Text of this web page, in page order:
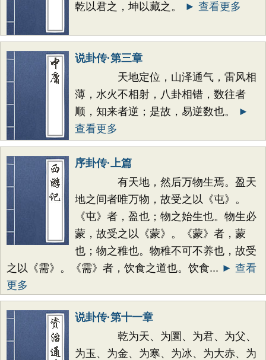
乾以君之，坤以藏之。
► 查看更多
说卦传·第三章
天地定位，山泽通气，雷风相
薄，水火不相射，八卦相错，数往者
顺，知来者逆；是故，易逆数也。
►
查看更多
序卦传·上篇
有天地，然后万物生焉。盈天
地之间者唯万物，故受之以《屯》。
《屯》者，盈也；物之始生也。物生必
蒙，故受之以《蒙》。《蒙》者，蒙
也；物之稚也。物稚不可不养也，故受
之以《需》。《需》者，饮食之道也。饮食... ► 查看
更多
说卦传·第十一章
乾为天、为圜、为君、为父、
为玉、为金、为寒、为冰、为大赤、为